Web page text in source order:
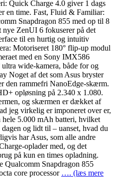
Quick Charge 4.0 giver 1 dags
en time. Fast, Fluid & Familiar:
Snapdragon 855 med op til 8
ZenUI 6 fokuserer på det
til en hurtig og intuitiv
Motoriseret 180° flip-up modul
med en Sony IMX586
wide-kamera, både for og
Noget af det som Asus bryster
den rammefri NanoEdge-skærm.
opløsning på 2.340 x 1.080.
og skærmen er dækket af
jeg virkelig er imponeret over er,
hele 5.000 mAh batteri, hvilket
og lidt til – uanset, hvad du
har Asus, som alle andre
oplader med, og det
på kun en times opladning.
Qualcomm Snapdragon 855
core processor …. (læs mere